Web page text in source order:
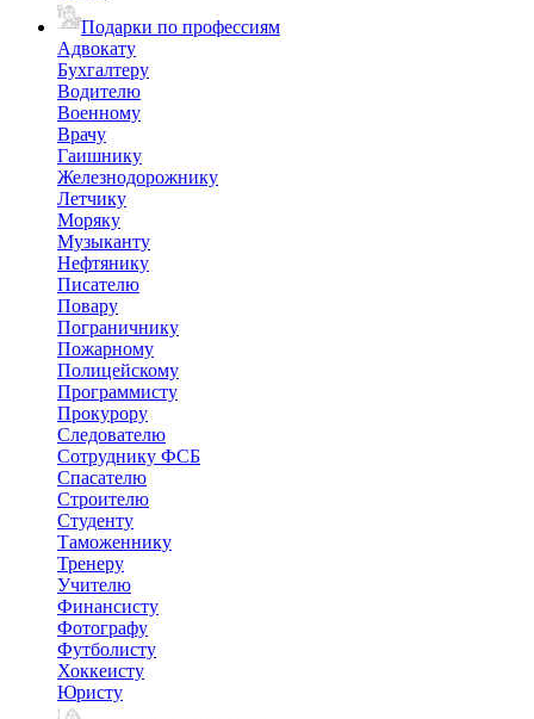
Подарки по профессиям
Адвокату
Бухгалтеру
Водителю
Военному
Врачу
Гаишнику
Железнодорожнику
Летчику
Моряку
Музыканту
Нефтянику
Писателю
Повару
Пограничнику
Пожарному
Полицейскому
Программисту
Прокурору
Следователю
Сотруднику ФСБ
Спасателю
Строителю
Студенту
Таможеннику
Тренеру
Учителю
Финансисту
Фотографу
Футболисту
Хоккеисту
Юристу